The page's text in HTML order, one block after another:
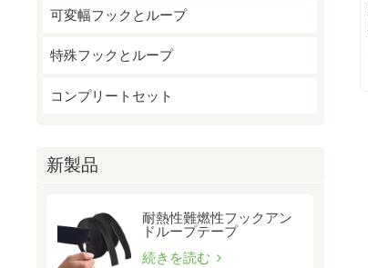
可変幅フックとループ
特殊フックとループ
コンプリートセット
新製品
耐熱性難燃性フックアン
ドループテープ
続きを読む